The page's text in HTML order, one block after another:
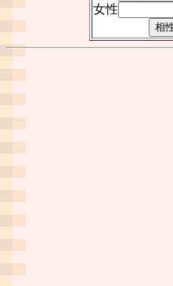
女性